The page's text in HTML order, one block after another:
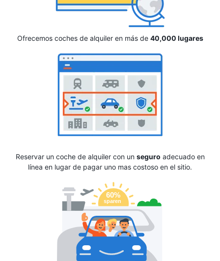
Ofrecemos coches de alquiler en más de 40,000 lugares
Reservar un coche de alquiler con un seguro adecuado en
línea en lugar de pagar uno mas costoso en el sitio.